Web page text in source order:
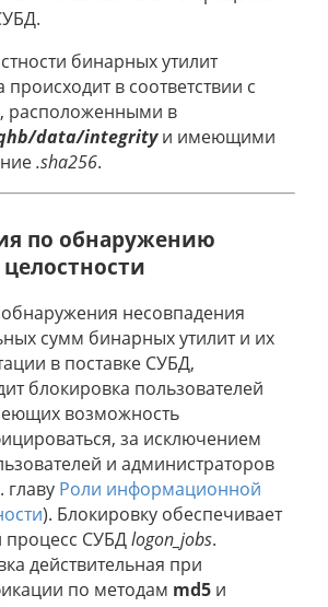
бинарных утилит
происходит в соответствии с
расположенными в
data/integrityи имеющими
.sha256.
по обнаружению
несовпадения
сумм бинарных утилит и их
в поставке СУБД,
блокировка пользователей
возможность
за исключением
и администраторов
главу Роли информационной
). Блокировку обеспечивает
СУБДlogon_jobs.
действительная при
по методам md5 и